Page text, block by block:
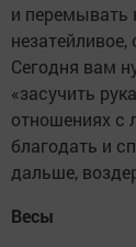
и перемывать
Сегодня вам
«засучить
отношениях с
благодать и
дальше,
Весы